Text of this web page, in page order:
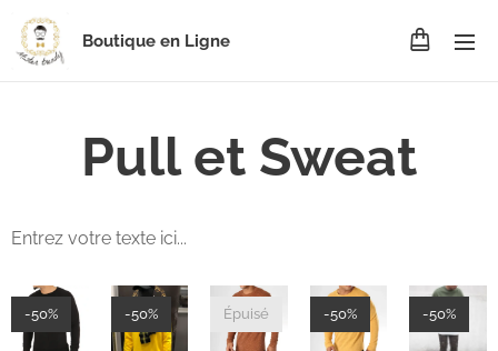
Boutique en Ligne
Pull et Sweat
Entrez votre texte ici...
-50% -50% Épuisé -50% -50%